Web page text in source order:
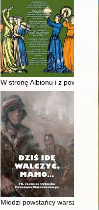
W stronę Albionu i z powrotem
Młodzi powstańcy